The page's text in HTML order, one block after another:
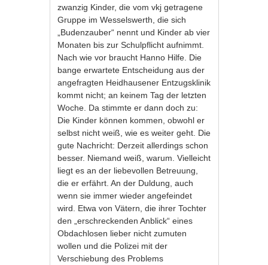
zwanzig Kinder, die vom vkj getragene
Gruppe im Wesselswerth, die sich
„Budenzauber“ nennt und Kinder ab vier
Monaten bis zur Schulpflicht aufnimmt.
Nach wie vor braucht Hanno Hilfe. Die
bange erwartete Entscheidung aus der
angefragten Heidhausener Entzugsklinik
kommt nicht; an keinem Tag der letzten
Woche. Da stimmte er dann doch zu:
Die Kinder können kommen, obwohl er
selbst nicht weiß, wie es weiter geht. Die
gute Nachricht: Derzeit allerdings schon
besser. Niemand weiß, warum. Vielleicht
liegt es an der liebevollen Betreuung,
die er erfährt. An der Duldung, auch
wenn sie immer wieder angefeindet
wird. Etwa von Vätern, die ihrer Tochter
den „erschreckenden Anblick“ eines
Obdachlosen lieber nicht zumuten
wollen und die Polizei mit der
Verschiebung des Problems